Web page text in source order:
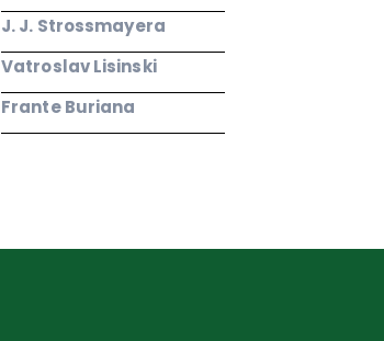
J. J. Strossmayera
Vatroslav Lisinski
Frante Buriana